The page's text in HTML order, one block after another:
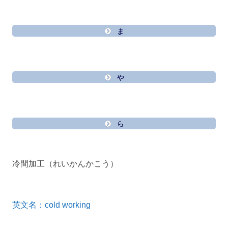
ま
や
ら
冷間加工（れいかんかこう）
英文名：cold working